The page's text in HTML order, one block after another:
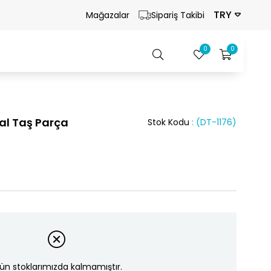
Mağazalar Sipariş Takibi TRY
0
0
Taş Parça (DT-1176)
Stok Kodu
stoklarımızda kalmamıştır.